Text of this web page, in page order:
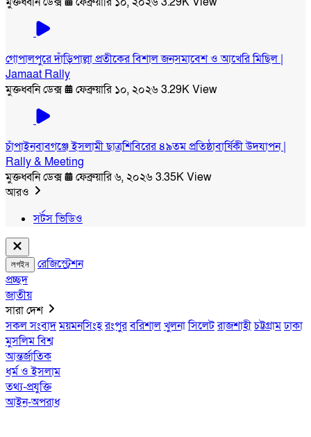
গোপালপুরে দাঁড়িপাল্লা প্রতীকের বিশাল জনসমাবেশ ও আখেরি মিছিল |
Jamaat Rally
মুক্তধ্বনি ডেক্স
ফেব্রুয়ারি ১০, ২০২৬3.29K View
চাঁপাইনবাবগঞ্জে ইসলামী ছাত্রশিবিরের ৪৯তম প্রতিষ্ঠাবার্ষিকী উদযাপন |
Rally & Meeting
মুক্তধ্বনি ডেক্স
ফেব্রুয়ারি ৬, ২০২৬3.35K View
আরও
সর্টস ভিডিও
লগইন
রেজিস্ট্রেশন
প্রচ্ছদ
জাতীয়
সারা দেশ
সকল সংবাদময়মনসিংহরংপুরবরিশালখুলনাসিলেটরাজশাহীচট্টগ্রামঢাকা
মুসলিম বিশ্ব
আন্তর্জাতিক
ধর্ম ও ইসলাম
তথ্য-প্রযুক্তি
আইন-অপরাধ